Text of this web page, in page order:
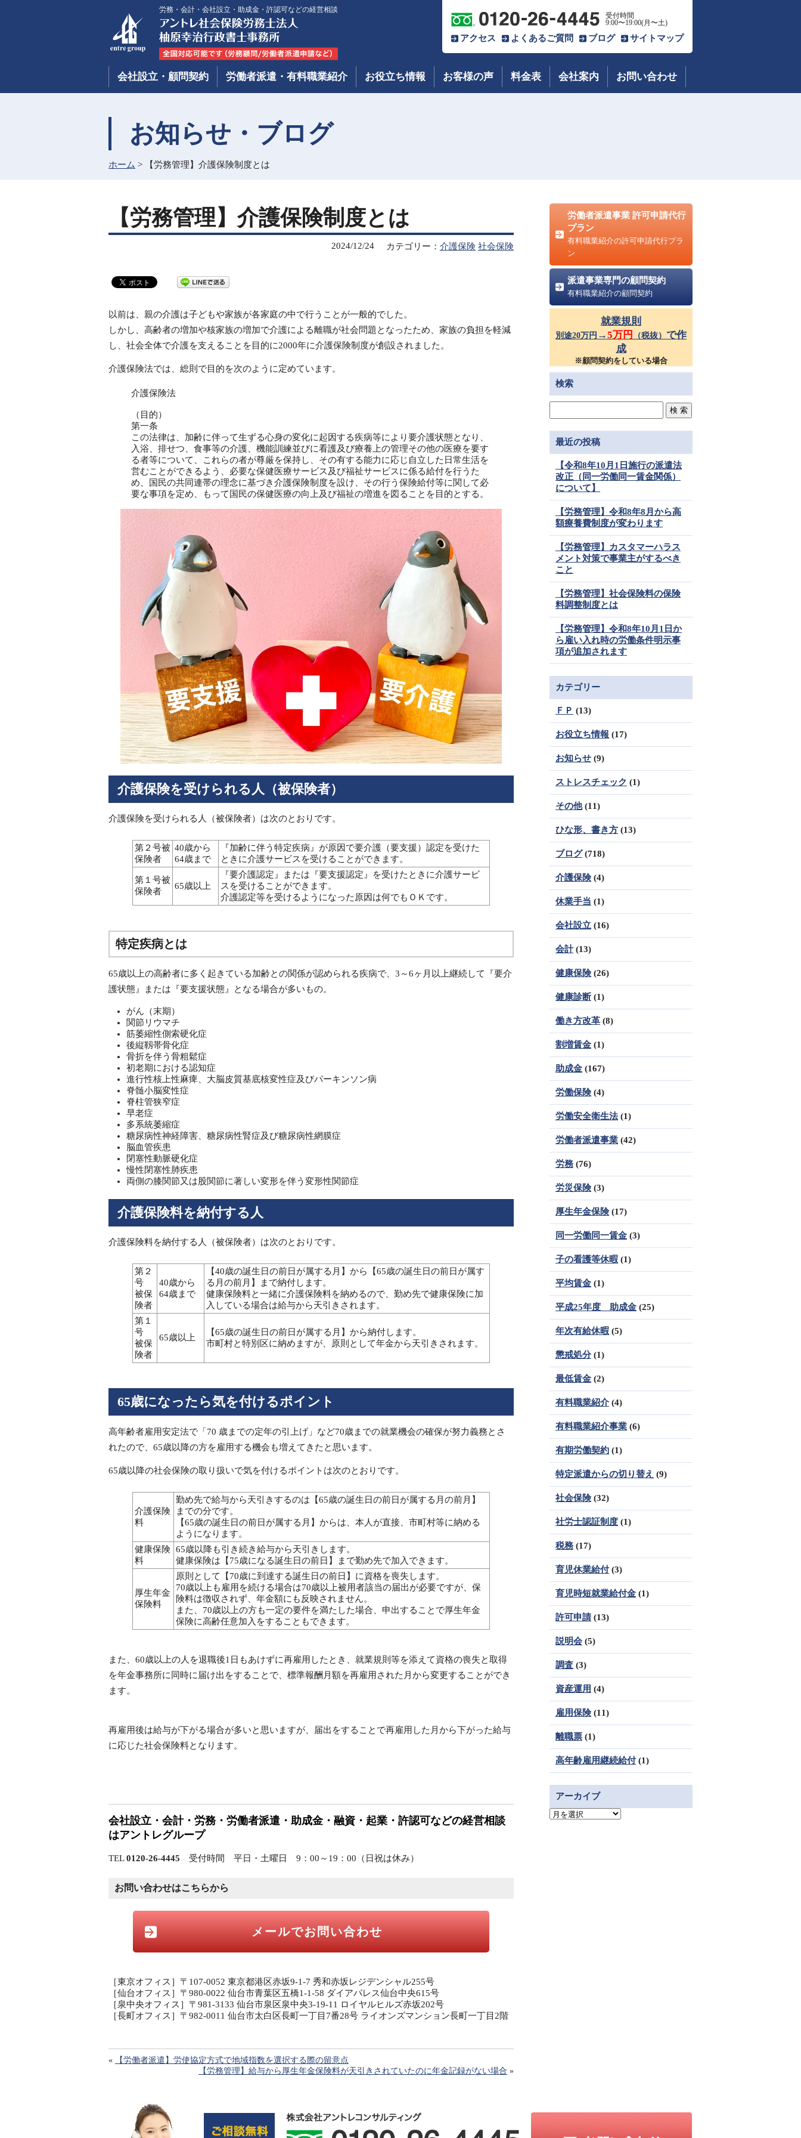
労務・会計・会社設立・助成金・許認可などの経営相談
受付時間
9:00〜19:00(月〜土)
アクセス よくあるご質問 ブログ サイトマップ
会社設立・顧問契約 労働者派遣・有料職業紹介 お役立ち情報 お客様の声 料金表 会社案内 お問い合わせ
お知らせ・ブログ
ホーム > 【労務管理】介護保険制度とは
【労務管理】介護保険制度とは
カテゴリー： 介護保険 社会保険
2024/12/24
以前は、親の介護は子どもや家族が各家庭の中で行うことが一般的でした。
しかし、高齢者の増加や核家族の増加で介護による離職が社会問題となったため、家族の負担を軽減
し、社会全体で介護を支えることを目的に2000年に介護保険制度が創設されました。
介護保険法では、総則で目的を次のように定めています。
介護保険法
（目的）
第一条
この法律は、加齢に伴って生ずる心身の変化に起因する疾病等により要介護状態となり、
入浴、排せつ、食事等の介護、機能訓練並びに看護及び療養上の管理その他の医療を要す
る者等について、これらの者が尊厳を保持し、その有する能力に応じ自立した日常生活を
営むことができるよう、必要な保健医療サービス及び福祉サービスに係る給付を行うた
め、国民の共同連帯の理念に基づき介護保険制度を設け、その行う保険給付等に関して必
要な事項を定め、もって国民の保健医療の向上及び福祉の増進を図ることを目的とする。
介護保険を受けられる人（被保険者）
介護保険を受けられる人（被保険者）は次のとおりです。
第２号被
保険者
40歳から
64歳まで
『加齢に伴う特定疾病』が原因で要介護（要支援）認定を受けた
ときに介護サービスを受けることができます。
第１号被
保険者
65歳以上
『要介護認定』または『要支援認定』を受けたときに介護サービ
スを受けることができます。
介護認定等を受けるようになった原因は何でもＯＫです。
特定疾病とは
65歳以上の高齢者に多く起きている加齢との関係が認められる疾病で、3～6ヶ月以上継続して『要介
護状態』または『要支援状態』となる場合が多いもの。
がん（末期）
関節リウマチ
筋萎縮性側索硬化症
後縦靱帯骨化症
骨折を伴う骨粗鬆症
初老期における認知症
進行性核上性麻痺、大脳皮質基底核変性症及びパーキンソン病
脊髄小脳変性症
脊柱管狭窄症
早老症
多系統萎縮症
糖尿病性神経障害、糖尿病性腎症及び糖尿病性網膜症
脳血管疾患
閉塞性動脈硬化症
慢性閉塞性肺疾患
両側の膝関節又は股関節に著しい変形を伴う変形性関節症
介護保険料を納付する人
介護保険料を納付する人（被保険者）は次のとおりです。
第２
号
被保
険者
40歳から
64歳まで
【40歳の誕生日の前日が属する月】から【65歳の誕生日の前日が属す
る月の前月】まで納付します。
健康保険料と一緒に介護保険料を納めるので、勤め先で健康保険に加
入している場合は給与から天引きされます。
第１
号
被保
険者
65歳以上
【65歳の誕生日の前日が属する月】から納付します。
市町村と特別区に納めますが、原則として年金から天引きされます。
65歳になったら気を付けるポイント
高年齢者雇用安定法で「70 歳までの定年の引上げ」など70歳までの就業機会の確保が努力義務とさ
れたので、65歳以降の方を雇用する機会も増えてきたと思います。
65歳以降の社会保険の取り扱いで気を付けるポイントは次のとおりです。
介護保険
料
勤め先で給与から天引きするのは【65歳の誕生日の前日が属する月の前月】
までの分です。
【65歳の誕生日の前日が属する月】からは、本人が直接、市町村等に納める
ようになります。
健康保険
料
65歳以降も引き続き給与から天引きします。
健康保険は【75歳になる誕生日の前日】まで勤め先で加入できます。
厚生年金
保険料
原則として【70歳に到達する誕生日の前日】に資格を喪失します。
70歳以上も雇用を続ける場合は70歳以上被用者該当の届出が必要ですが、保
険料は徴収されず、年金額にも反映されません。
また、70歳以上の方も一定の要件を満たした場合、申出することで厚生年金
保険に高齢任意加入をすることもできます。
また、60歳以上の人を退職後1日もあけずに再雇用したとき、就業規則等を添えて資格の喪失と取得
を年金事務所に同時に届け出をすることで、標準報酬月額を再雇用された月から変更することができ
ます。
再雇用後は給与が下がる場合が多いと思いますが、届出をすることで再雇用した月から下がった給与
に応じた社会保険料となります。
会社設立・会計・労務・労働者派遣・助成金・融資・起業・許認可などの経営相談
はアントレグループ
TEL0120-26-4445 受付時間 平日・土曜日 9：00～19：00（日祝は休み）
お問い合わせはこちらから
メールでお問い合わせ
［東京オフィス］〒107-0052 東京都港区赤坂9-1-7 秀和赤坂レジデンシャル255号
［仙台オフィス］〒980-0022 仙台市青葉区五橋1-1-58 ダイアパレス仙台中央615号
［泉中央オフィス］〒981-3133 仙台市泉区泉中央3-19-11 ロイヤルヒルズ赤坂202号
［長町オフィス］〒982-0011 仙台市太白区長町一丁目7番28号 ライオンズマンション長町一丁目2階
«
【労働者派遣】労使協定方式で地域指数を選択する際の留意点
【労務管理】給与から厚生年金保険料が天引きされていたのに年金記録がない場合 »
労働者派遣事業 許可申請代行
プラン
有料職業紹介の許可申請代行プラ
ン
派遣事業専門の顧問契約
有料職業紹介の顧問契約
就業規則
別途20万円 →5万円 （税抜） で作
成
※顧問契約をしている場合
検索
最近の投稿
【令和8年10月1日施行の派遣法
改正（同一労働同一賃金関係）
について】
【労務管理】令和8年8月から高
額療養費制度が変わります
【労務管理】カスタマーハラス
メント対策で事業主がするべき
こと
【労務管理】社会保険料の保険
料調整制度とは
【労務管理】令和8年10月1日か
ら雇い入れ時の労働条件明示事
項が追加されます
カテゴリー
ＦＰ (13)
お役立ち情報 (17)
お知らせ (9)
ストレスチェック (1)
その他(11)
ひな形、書き方 (13)
ブログ(718)
介護保険(4)
休業手当 (1)
会社設立 (16)
会計(13)
健康保険(26)
健康診断(1)
働き方改革 (8)
割増賃金 (1)
助成金 (167)
労働保険(4)
労働安全衛生法(1)
労働者派遣事業 (42)
労務 (76)
労災保険(3)
厚生年金保険(17)
同一労働同一賃金 (3)
子の看護等休暇 (1)
平均賃金 (1)
平成25年度 助成金 (25)
年次有給休暇 (5)
懲戒処分(1)
最低賃金 (2)
有料職業紹介(4)
有料職業紹介事業 (6)
有期労働契約 (1)
特定派遣からの切り替え (9)
社会保険(32)
社労士認証制度 (1)
税務 (17)
育児休業給付(3)
育児時短就業給付金 (1)
許可申請 (13)
説明会 (5)
調査 (3)
資産運用 (4)
雇用保険(11)
離職票 (1)
高年齢雇用継続給付(1)
アーカイブ
ア